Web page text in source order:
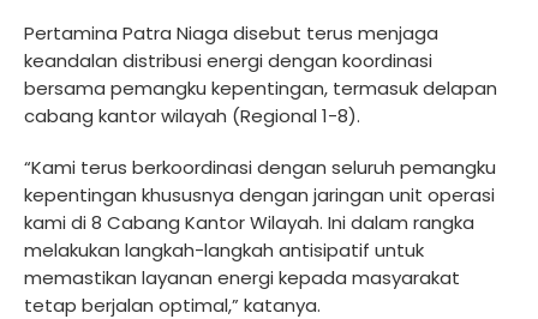
Pertamina Patra Niaga disebut terus menjaga
keandalan distribusi energi dengan koordinasi
bersama pemangku kepentingan, termasuk delapan
cabang kantor wilayah (Regional 1-8).
“Kami terus berkoordinasi dengan seluruh pemangku
kepentingan khususnya dengan jaringan unit operasi
kami di 8 Cabang Kantor Wilayah. Ini dalam rangka
melakukan langkah-langkah antisipatif untuk
memastikan layanan energi kepada masyarakat
tetap berjalan optimal,” katanya.